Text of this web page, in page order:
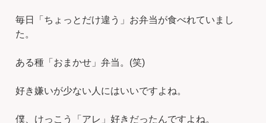
毎日「ちょっとだけ違う」お弁当が食べれていまし
た。
ある種「おまかせ」弁当。(笑)
好き嫌いが少ない人にはいいですよね。
僕、けっこう「アレ」好きだったんですよね。